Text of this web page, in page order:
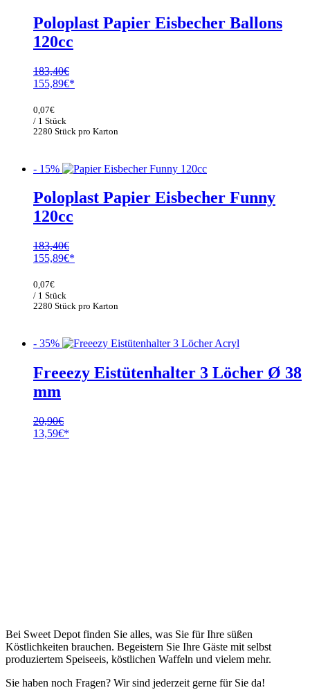
Poloplast Papier Eisbecher Ballons
120cc
183,40€
Ursprünglicher
war:
183,40€
155,89€
2280 Stück pro Karton
0,07€
/ 1 Stück
- 15%
Poloplast Papier Eisbecher Funny
120cc
183,40€
Ursprünglicher
war:
183,40€
155,89€
2280 Stück pro Karton
0,07€
/ 1 Stück
- 35%
Freeezy Eistütenhalter 3 Löcher Ø 38
mm
20,90€
Ursprünglicher
13,59€
Bei Sweet Depot finden Sie alles, was Sie für Ihre süßen
Köstlichkeiten brauchen. Begeistern Sie Ihre Gäste mit selbst
produziertem Speiseeis, köstlichen Waffeln und vielem mehr.
Sie haben noch Fragen? Wir sind jederzeit gerne für Sie da!